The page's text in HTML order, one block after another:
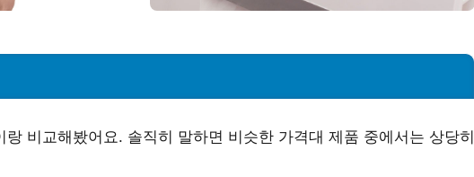
비교해봤어요. 솔직히 말하면 비슷한 가격대 제품 중에서는 상당히